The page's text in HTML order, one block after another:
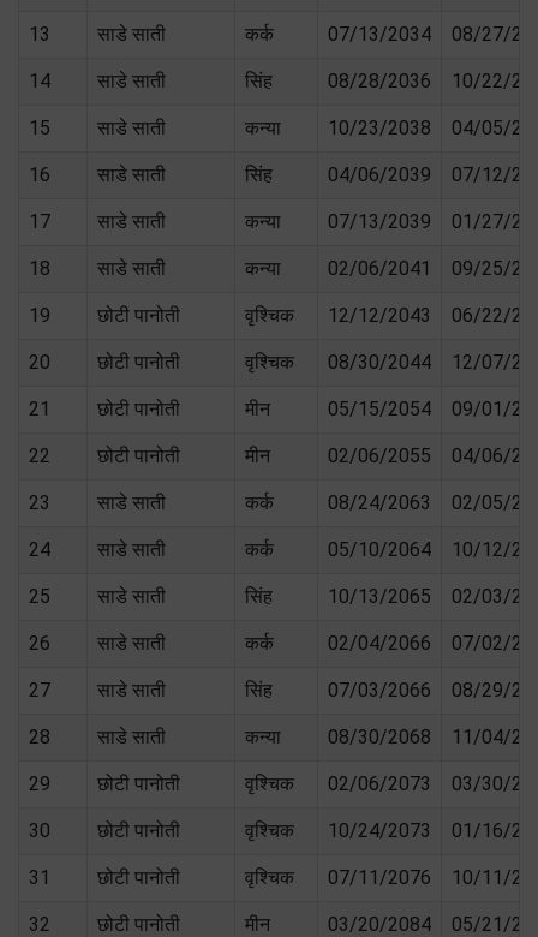
13 साडे साती कर्क 07/13/2034 08/27/
14 साडे साती सिंह 08/28/2036 10/22/
15 साडे साती कन्या 10/23/2038 04/05/
16 साडे साती सिंह 04/06/2039 07/12/
17 साडे साती कन्या 07/13/2039 01/27/
18 साडे साती कन्या 02/06/2041 09/25/
19 छोटी पानोती वृश्चिक 12/12/2043 06/22/
20 छोटी पानोती वृश्चिक 08/30/2044 12/07/
21 छोटी पानोती मीन 05/15/2054 09/01/
22 छोटी पानोती मीन 02/06/2055 04/06/
23 साडे साती कर्क 08/24/2063 02/05/
24 साडे साती कर्क 05/10/2064 10/12/
25 साडे साती सिंह 10/13/2065 02/03/
26 साडे साती कर्क 02/04/2066 07/02/
27 साडे साती सिंह 07/03/2066 08/29/
28 साडे साती कन्या 08/30/2068 11/04/
29 छोटी पानोती वृश्चिक 02/06/2073 03/30/
30 छोटी पानोती वृश्चिक 10/24/2073 01/16/
31 छोटी पानोती वृश्चिक 07/11/2076 10/11/
32 छोटी पानोती मीन 03/20/2084 05/21/